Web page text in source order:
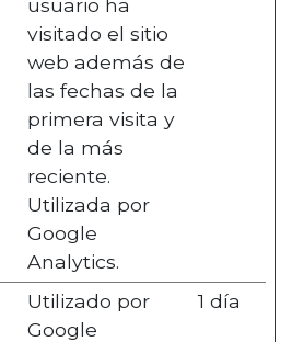
usuario ha
visitado el sitio
web además de
las fechas de la
primera visita y
de la más
reciente.
Utilizada por
Google
Analytics.
Utilizado por
Google
1 día